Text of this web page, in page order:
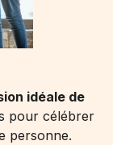
idéale de
pour célébrer
personne.